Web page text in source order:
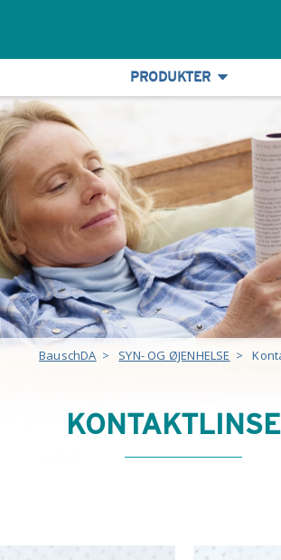
PRODUKTER
BauschDA > SYN- OG ØJENHELSE >